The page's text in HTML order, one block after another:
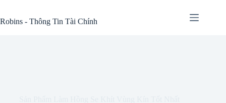
content
Robins - Thông Tin Tài Chính